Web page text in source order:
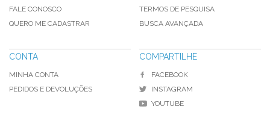
FALE CONOSCO
QUERO ME CADASTRAR
TERMOS DE PESQUISA
BUSCA AVANÇADA
CONTA
MINHA CONTA
PEDIDOS E DEVOLUÇÕES
COMPARTILHE
FACEBOOK
INSTAGRAM
YOUTUBE